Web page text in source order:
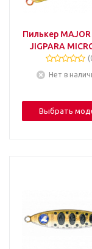
Пилькер MAJOR
JIGPARA
Нет в
Выбрать